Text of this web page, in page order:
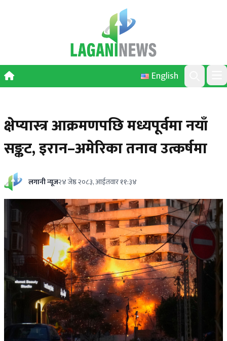
English
Search
क्षेप्यास्त्र आक्रमणपछि मध्यपूर्वमा नयाँ
सङ्कट, इरान–अमेरिका तनाव उत्कर्षमा
लगानी न्यूज२४ जेष्ठ २०८३, आईतवार ११:३४